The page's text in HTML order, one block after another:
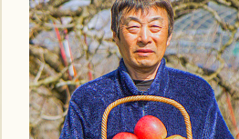
ちのこめ油」は、新鮮な国産
の「米ぬか」から作られた食
用油。油特有の臭いやクセが
なく、食材の美味しさを引き
立てます。一度使えば、毎日
使いたくなること間違いなし
です。
った「白
はなく、
視した「
栽培して
や「川中
時期に旬
す。